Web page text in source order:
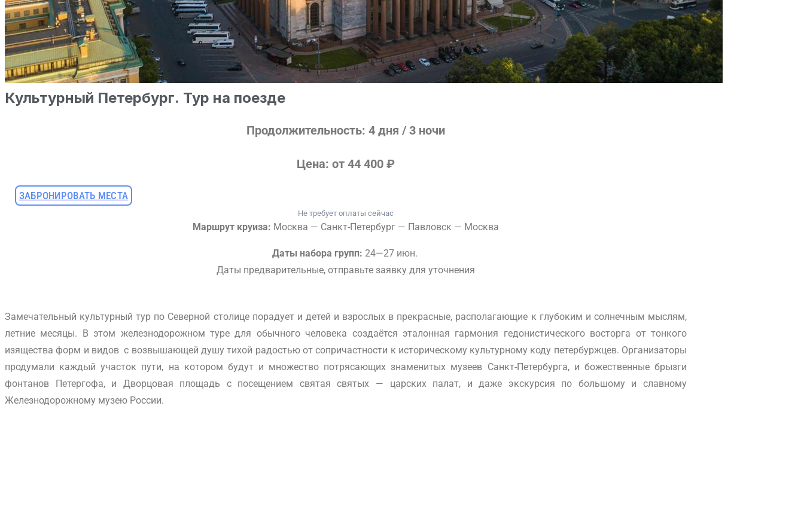
Культурный Петербург. Тур на поезде
Продолжительность: 4 дня / 3 ночи
Цена: от 44 400 ₽
ЗАБРОНИРОВАТЬ МЕСТА
Не требует оплаты сейчас
Маршрут круиза: Москва — Санкт-Петербург — Павловск — Москва
Даты набора групп: 24—27 июн.
Даты предварительные, отправьте заявку для уточнения
Замечательный культурный тур по Северной столице порадует и детей и взрослых в прекрасные, располагающие к глубоким и солнечным мыслям,
летние месяцы. В этом железнодорожном туре для обычного человека создаётся эталонная гармония гедонистического восторга от тонкого
изящества форм и видов с возвышающей душу тихой радостью от сопричастности к историческому культурному коду петербуржцев. Организаторы
продумали каждый участок пути, на котором будут и множество потрясающих знаменитых музеев Санкт-Петербурга, и божественные брызги
фонтанов Петергофа, и Дворцовая площадь с посещением святая святых — царских палат, и даже экскурсия по большому и славному
Железнодорожному музею России.